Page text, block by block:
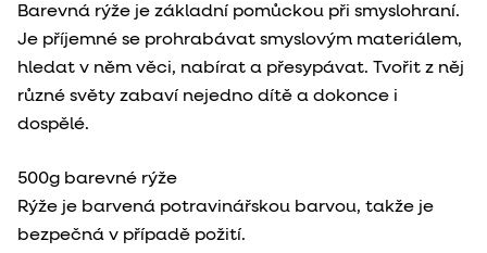
Barevná rýže je základní pomůckou při smyslohraní.
Je příjemné se prohrabávat smyslovým materiálem,
hledat v něm věci, nabírat a přesypávat. Tvořit z něj
různé světy zabaví nejedno dítě a dokonce i
dospělé.
500g barevné rýže
Rýže je barvená potravinářskou barvou, takže je
bezpečná v případě požití.